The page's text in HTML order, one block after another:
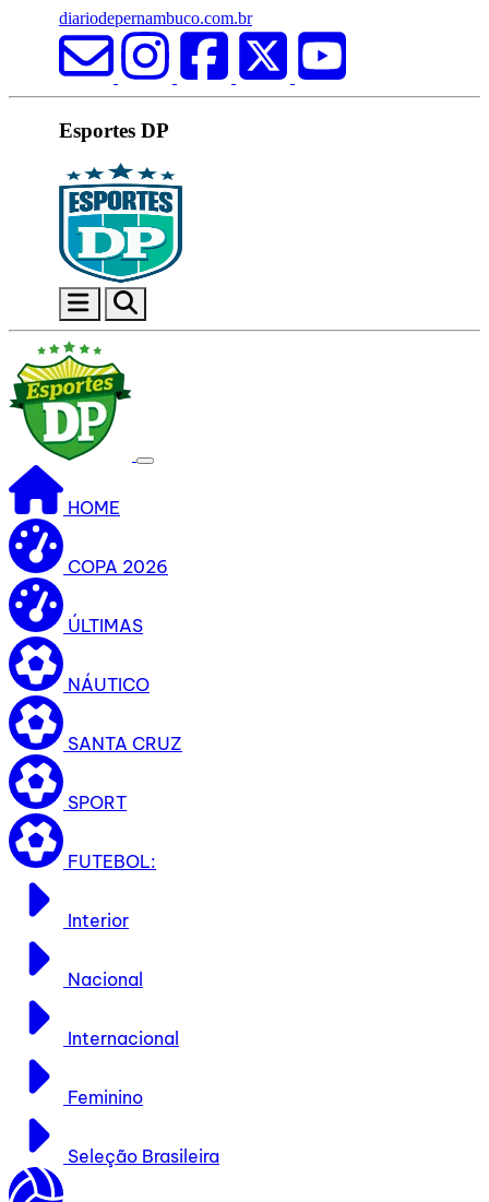
diariodepernambuco.com.br
Esportes DP
HOME
COPA 2026
ÚLTIMAS
NÁUTICO
SANTA CRUZ
SPORT
FUTEBOL:
Interior
Nacional
Internacional
Feminino
Seleção Brasileira